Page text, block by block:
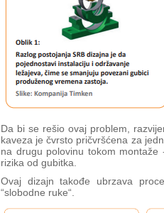
Da bi se rešio ovaj problem,
kaveza je čvrsto pričvršćena za
na drugu polovinu tokom
rizika od gubitka.
Ovaj dizajn takođe ubrzava
“slobodne ruke“.